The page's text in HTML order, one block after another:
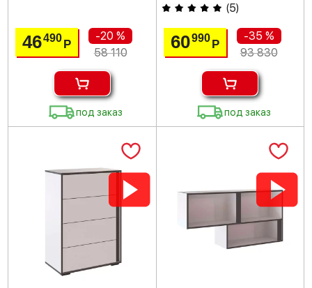
46490Р
-20 %
58 110
под заказ
(5)
60990 Р
-35 %
93 830
под заказ